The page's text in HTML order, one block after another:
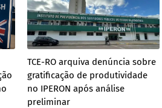
TCE-RO arquiva denúncia sobre
gratificação de produtividade
no IPERON após análise
preliminar